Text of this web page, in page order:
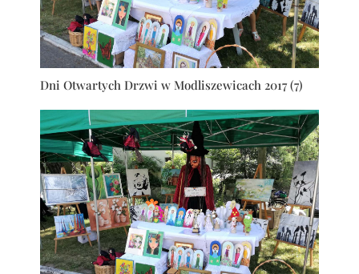
Dni Otwartych Drzwi w Modliszewicach 2017 (7)